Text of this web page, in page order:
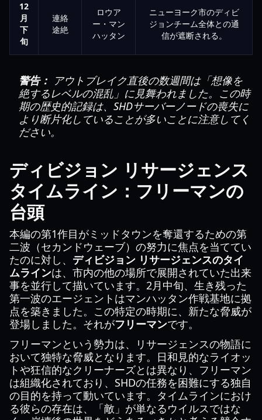
12
月
下
旬
連絡
途絶
ロウア
ー・マン
ハッタン
ニューヨーク市のディビ
ジョンチーム全体との通
信が遮断される。
警告： アウトブレイク直後の数週間は「想像を
絶するレベルの混乱」に見舞われました。この時
期の歴史的記録は、SHDサーバーノードの喪失に
より断片化していることが多いことに注意してく
ださい。
ディビジョン リサージェンス
タイムライン：フリーマンの
台頭
本編の第1作目がミッドタウンを奪還するための第
二波（セカンドウェーブ）の努力に焦点を当ててい
たのに対し、 ディビジョン リサージェンスのタイ
ムラインは、市内の他の場所で展開されていた出来
事を並行して描いています。2月中旬、生き残った
第一波のエージェントはマンハッタン作戦基地に拠
点を築きました。この特定の時期に、新たな脅威が
登場しました。それがフリーマンです。
フリーマンという勢力は、リサージェンスの物語に
おいて独特な脅威となります。日和見的なライオッ
トや狂信的なクリーナーズとは異なり、フリーマン
は組織化されており、SHDの任務を困難にする独自
の目的を持って動いています。タイムラインにおけ
る彼らの存在は、「敵」が単なるウイルスではな